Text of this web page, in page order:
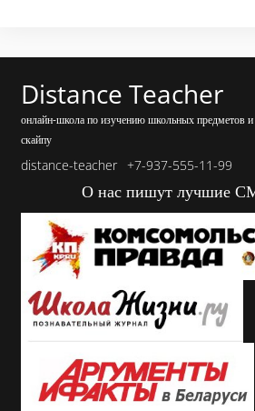
Distance Teacher
онлайн-школа по изучению школьных предметов
скайпу
distance-teacher +7-937-555-11-99
О нас пишут лучшие